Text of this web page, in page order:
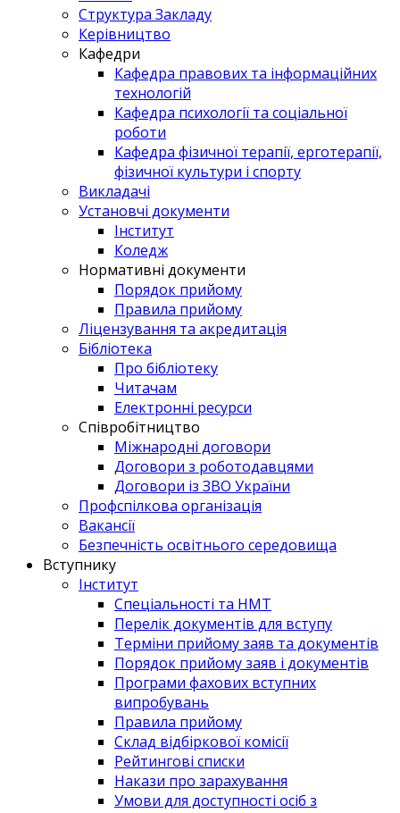
Структура Закладу
Керівництво
Кафедри
Кафедра правових та інформаційних
технологій
Кафедра психології та соціальної
роботи
Кафедра фізичної терапії, ерготерапії,
фізичної культури і спорту
Викладачі
Установчі документи
Інститут
Коледж
Нормативні документи
Порядок прийому
Правила прийому
Ліцензування та акредитація
Бібліотека
Про бібліотеку
Читачам
Електронні ресурси
Співробітництво
Міжнародні договори
Договори з роботодавцями
Договори із ЗВО України
Профспілкова організація
Вакансії
Безпечність освітнього середовища
Вступнику
Інститут
Спеціальності та НМТ
Перелік документів для вступу
Терміни прийому заяв та документів
Порядок прийому заяв і документів
Програми фахових вступних
випробувань
Правила прийому
Склад відбіркової комісії
Рейтингові списки
Накази про зарахування
Умови для доступності осіб з